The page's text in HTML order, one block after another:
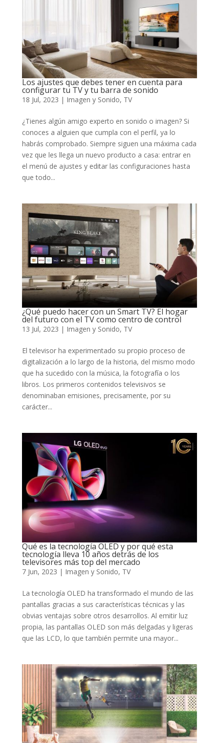
Los ajustes que debes tener en cuenta para
configurar tu TV y tu barra de sonido
18 Jul, 2023 | Imagen y Sonido, TV
¿Tienes algún amigo experto en sonido o imagen? Si
conoces a alguien que cumpla con el perfil, ya lo
habrás comprobado. Siempre siguen una máxima cada
vez que les llega un nuevo producto a casa: entrar en
el menú de ajustes y editar las configuraciones hasta
que todo...
¿Qué puedo hacer con un Smart TV? El hogar
del futuro con el TV como centro de control
13 Jul, 2023 | Imagen y Sonido, TV
El televisor ha experimentado su propio proceso de
digitalización a lo largo de la historia, del mismo modo
que ha sucedido con la música, la fotografía o los
libros. Los primeros contenidos televisivos se
denominaban emisiones, precisamente, por su
carácter...
Qué es la tecnología OLED y por qué esta
tecnología lleva 10 años detrás de los
televisores más top del mercado
7 Jun, 2023 | Imagen y Sonido, TV
La tecnología OLED ha transformado el mundo de las
pantallas gracias a sus características técnicas y las
obvias ventajas sobre otros desarrollos. Al emitir luz
propia, las pantallas OLED son más delgadas y ligeras
que las LCD, lo que también permite una mayor...